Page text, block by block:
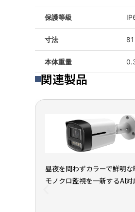
保護等級
寸法
本体重量
関連製品
昼夜を問わずカラーで鮮明
モノクロ監視を一新するAI対